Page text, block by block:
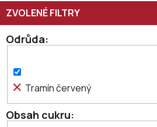
p
r
o
u
t
ů
Odrůda
Tramín červený
Obsah cukru